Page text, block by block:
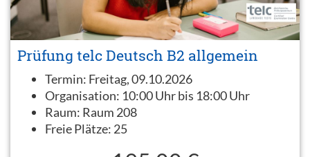
Prüfung telc Deutsch B2 allgemein
Termin: Freitag, 09.10.2026
Organisation: 10:00 Uhr bis 18:00 Uhr
Raum: Raum 208
Freie Plätze: 25